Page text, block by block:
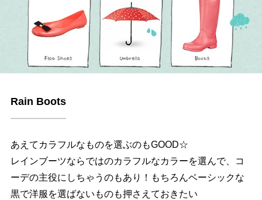
Rain Boots
あえてカラフルなものを選ぶのもGOOD☆
レインブーツならではのカラフルなカラーを選んで、コ
ーデの主役にしちゃうのもあり！もちろんベーシックな
黒で洋服を選ばないものも押さえておきたい